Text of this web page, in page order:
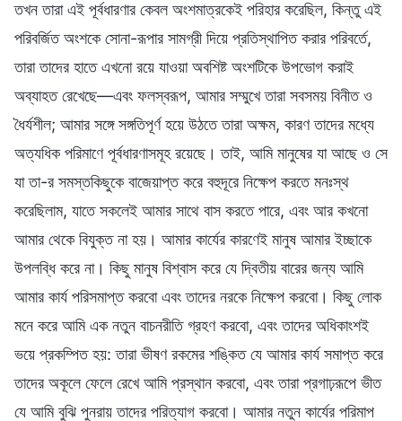
তখন তারা এই পূর্বধারণার কেবল অংশমাত্রকেই পরিহার করেছিল, কিন্তু এই
পরিবর্জিত অংশকে সোনা-রূপার সামগ্রী দিয়ে প্রতিস্থাপিত করার পরিবর্তে,
তারা তাদের হাতে এখনো রয়ে যাওয়া অবশিষ্ট অংশটিকে উপভোগ করাই
অব্যাহত রেখেছে—এবং ফলস্বরূপ, আমার সম্মুখে তারা সবসময় বিনীত ও
ধৈর্যশীল; আমার সঙ্গে সঙ্গতিপূর্ণ হয়ে উঠতে তারা অক্ষম, কারণ তাদের মধ্যে
অত্যধিক পরিমাণে পূর্বধারণাসমূহ রয়েছে। তাই, আমি মানুষের যা আছে ও সে
যা তা-র সমস্তকিছুকে বাজেয়াপ্ত করে বহুদূরে নিক্ষেপ করতে মনঃস্থ
করেছিলাম, যাতে সকলেই আমার সাথে বাস করতে পারে, এবং আর কখনো
আমার থেকে বিযুক্ত না হয়। আমার কার্যের কারণেই মানুষ আমার ইচ্ছাকে
উপলব্ধি করে না। কিছু মানুষ বিশ্বাস করে যে দ্বিতীয় বারের জন্য আমি
আমার কার্য পরিসমাপ্ত করবো এবং তাদের নরকে নিক্ষেপ করবো। কিছু লোক
মনে করে আমি এক নতুন বাচনরীতি গ্রহণ করবো, এবং তাদের অধিকাংশই
ভয়ে প্রকম্পিত হয়: তারা ভীষণ রকমের শঙ্কিত যে আমার কার্য সমাপ্ত করে
তাদের অকূলে ফেলে রেখে আমি প্রস্থান করবো, এবং তারা প্রগাঢ়রূপে ভীত
যে আমি বুঝি পুনরায় তাদের পরিত্যাগ করবো। আমার নতুন কার্যের পরিমাপ